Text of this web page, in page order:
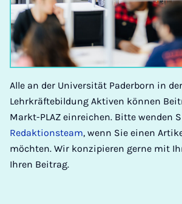
Alle an der Universität Paderborn in der
Lehrkräftebildung Aktiven können
Markt-PLAZ einreichen. Bitte wenden
Redaktionsteam, wenn Sie einen
möchten. Wir konzipieren gerne mit
Ihren Beitrag.